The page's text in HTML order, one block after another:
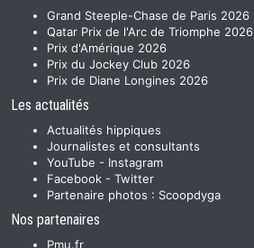
Grand Steeple-Chase de Paris 2026
Qatar Prix de l'Arc de Triomphe 2026
Prix d'Amérique 2026
Prix du Jockey Club 2026
Prix de Diane Longines 2026
Les actualités
Actualités hippiques
Journalistes et consultants
YouTube - Instagram
Facebook - Twitter
Partenaire photos : Scoopdyga
Nos partenaires
Pmu.fr